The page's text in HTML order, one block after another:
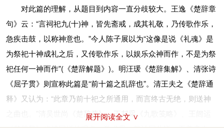
对此篇的理解，从题目到内容一直分歧较大。王逸《楚辞章
句》云：“言祠祀九(十)神，皆先斋戒，成其礼敬，乃传歌作乐，
急疾击鼓，以称神意也。”今人陈子展以为“这像是说《礼魂》是
为祭祀十神成礼之后，又传歌作乐，以娱乐众神而作，不是为祭
祀任何一神而作”(《楚辞解题》)。明汪瑗《楚辞集解》、清张诗
《屈子贯》则宣称此篇是“前十篇之乱辞也”。清王夫之《楚辞通
释》又认为：“此章乃前十祀之所通用，而言终古无绝，则送神
之曲也。”清吴世尚《楚辞疏》、王邦采《九歌笺略》、王闿运
展开阅读全文 ∨